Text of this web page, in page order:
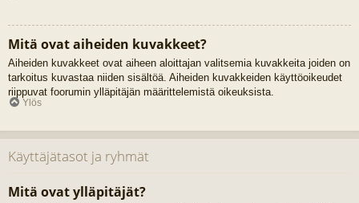
Mitä ovat aiheiden kuvakkeet?
Aiheiden kuvakkeet ovat aiheen aloittajan valitsemia kuvakkeita joiden on
tarkoitus kuvastaa niiden sisältöä. Aiheiden kuvakkeiden käyttöoikeudet
riippuvat foorumin ylläpitäjän määrittelemistä oikeuksista.
Ylös
Käyttäjätasot ja ryhmät
Mitä ovat ylläpitäjät?